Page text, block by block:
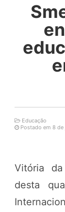
Educação
Postado em 8 de
Vitória
desta